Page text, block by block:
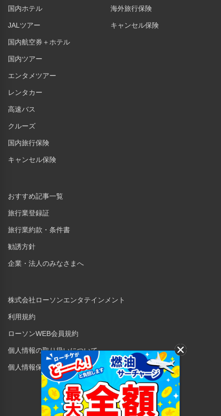
大阪城天守閣(5km)
梅田スカイビル 空中庭園展望台(5.91km)
道頓堀(1.79km)
ミナミ（難波）(3.05km)
国内ホテル
JALツアー
国内航空券＋ホテル
国内ツアー
エンタメツアー
レンタカー
高速バス
クルーズ
国内旅行保険
キャンセル保険
海外旅行保険
キャンセル保険
おすすめ記事一覧
旅行業登録証
旅行業約款・条件書
勧誘方針
企業・法人のみなさまへ
株式会社ローソンエンタテインメント
利用規約
ローソンWEB会員規約
個人情報の取り扱いについて
個人情報保護方針